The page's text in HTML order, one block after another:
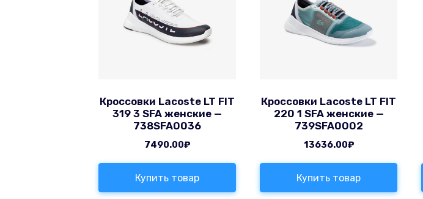
Кроссовки Lacoste LT FIT
319 3 SFA женские —
738SFA0036
7490.00₽
Купить товар
Кроссовки Lacoste LT FIT
220 1 SFA женские —
739SFA0002
13636.00₽
Купить товар